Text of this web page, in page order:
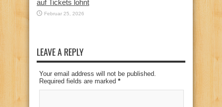
auf Tickets lohnt
Februar 25, 2026
LEAVE A REPLY
Your email address will not be published.
Required fields are marked *